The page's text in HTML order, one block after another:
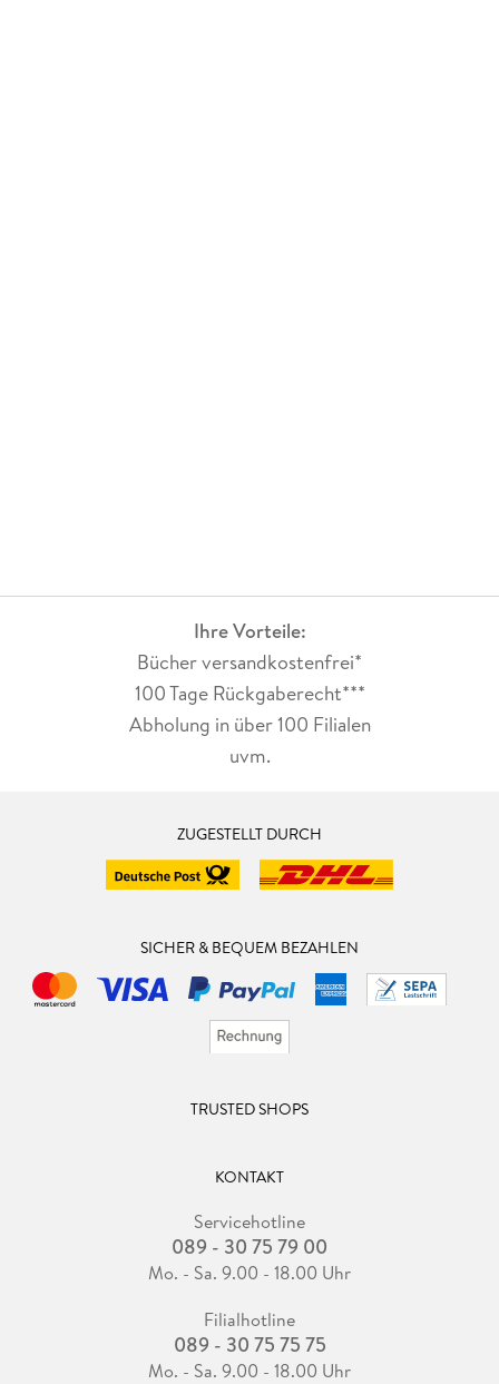
Ihre Vorteile:
Bücher versandkostenfrei*
100 Tage Rückgaberecht***
Abholung in über 100 Filialen
uvm.
ZUGESTELLT DURCH
SICHER & BEQUEM BEZAHLEN
TRUSTED SHOPS
KONTAKT
Servicehotline
089 - 30 75 79 00
Mo. - Sa. 9.00 - 18.00 Uhr
Filialhotline
089 - 30 75 75 75
Mo. - Sa. 9.00 - 18.00 Uhr